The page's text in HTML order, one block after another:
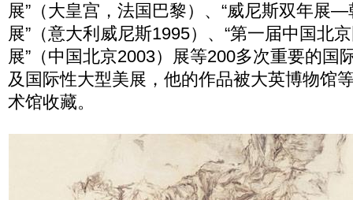
展”（大皇宫，法国巴黎）、“威尼斯双年展
展”（意大利威尼斯1995）、“第一届中国北
展”（中国北京2003）展等200多次重要的国
及国际性大型美展，他的作品被大英博物馆
术馆收藏。